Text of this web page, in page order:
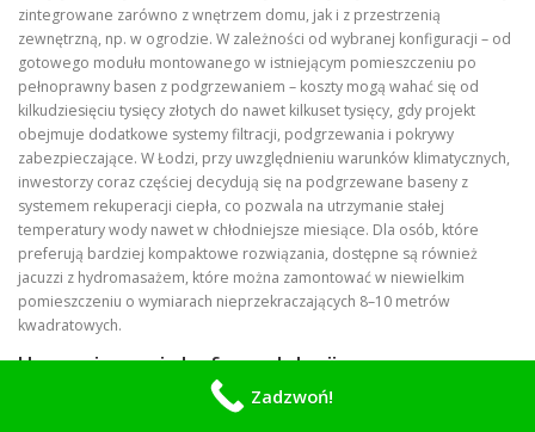
zintegrowane zarówno z wnętrzem domu, jak i z przestrzenią
zewnętrzną, np. w ogrodzie. W zależności od wybranej konfiguracji – od
gotowego modułu montowanego w istniejącym pomieszczeniu po
pełnoprawny basen z podgrzewaniem – koszty mogą wahać się od
kilkudziesięciu tysięcy złotych do nawet kilkuset tysięcy, gdy projekt
obejmuje dodatkowe systemy filtracji, podgrzewania i pokrywy
zabezpieczające. W Łodzi, przy uwzględnieniu warunków klimatycznych,
inwestorzy coraz częściej decydują się na podgrzewane baseny z
systemem rekuperacji ciepła, co pozwala na utrzymanie stałej
temperatury wody nawet w chłodniejsze miesiące. Dla osób, które
preferują bardziej kompaktowe rozwiązania, dostępne są również
jacuzzi z hydromasażem, które można zamontować w niewielkim
pomieszczeniu o wymiarach nieprzekraczających 8–10 metrów
kwadratowych.
Home cinema i strefa medytacji
Współczesne strefy relaksu coraz częściej obejmują także elementy
Zadzwoń!